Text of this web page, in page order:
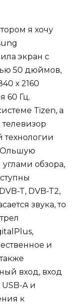
я хочу
экран с
50 дюймов,
х 2160
60 Гц.
Tizen, а
телевизор
технологии
обзора,
T, DVB-T2,
звука, то
и
вход, вход
A и
к